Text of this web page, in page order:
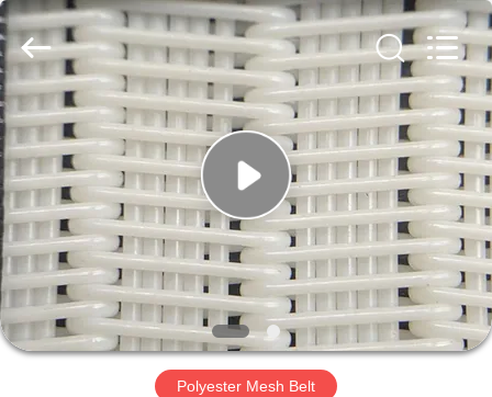
MAISON
PRODUITS
AU
SUJET
DE
NOUS
Hebei
Reking
Wire
Mesh
Co.,Ltd.
Rights
Reserved.
Polyester Mesh Belt